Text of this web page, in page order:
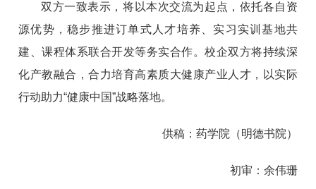
双方一致表示，将以本次交流为起点，依托各自资
源优势，稳步推进订单式人才培养、实习实训基地共
建、课程体系联合开发等务实合作。校企双方将持续深
化产教融合，合力培育高素质大健康产业人才，以实际
行动助力“健康中国”战略落地。
供稿：药学院（明德书院）
初审：余伟珊